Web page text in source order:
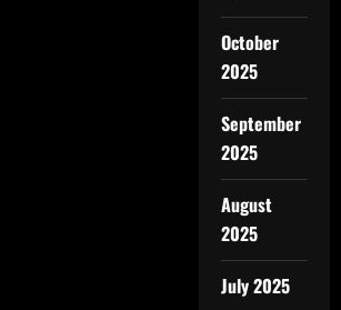
October
2025
September
2025
August
2025
July 2025